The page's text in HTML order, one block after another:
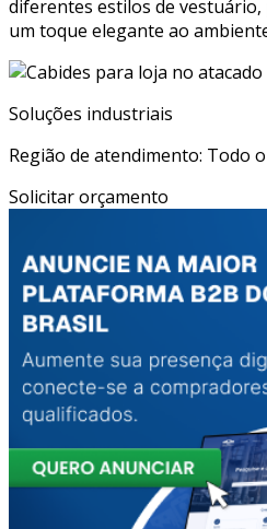
diferentes estilos de
um toque elegante ao
Soluções industriais
Região de atendimento: Todo
Solicitar orçamento